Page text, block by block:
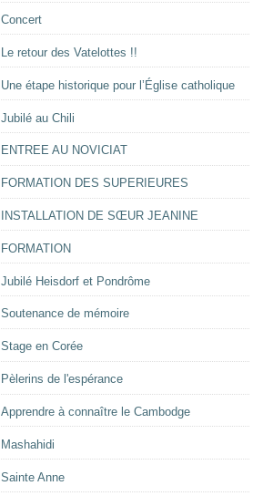
Concert
Le retour des Vatelottes !!
Une étape historique pour l’Église catholique
Jubilé au Chili
ENTREE AU NOVICIAT
FORMATION DES SUPERIEURES
INSTALLATION DE SŒUR JEANINE
FORMATION
Jubilé Heisdorf et Pondrôme
Soutenance de mémoire
Stage en Corée
Pèlerins de l'espérance
Apprendre à connaître le Cambodge
Mashahidi
Sainte Anne